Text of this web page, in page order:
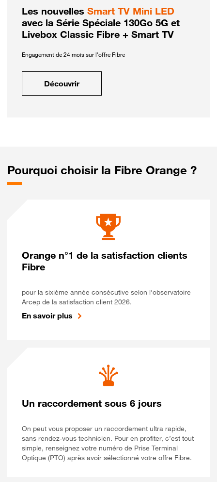
Les nouvelles Smart TV Mini LED
avec la Série Spéciale 130Go 5G et
Livebox Classic Fibre + Smart TV
Engagement de 24 mois sur l'offre Fibre
Découvrir
Pourquoi choisir la Fibre Orange ?
Orange n°1 de la satisfaction clients
Fibre
pour la sixième année consécutive selon l’observatoire
Arcep de la satisfaction client 2026.
En savoir plus
Un raccordement sous 6 jours
On peut vous proposer un raccordement ultra rapide,
sans rendez-vous technicien. Pour en profiter, c’est tout
simple, renseignez votre numéro de Prise Terminal
Optique (PTO) après avoir sélectionné votre offre Fibre.